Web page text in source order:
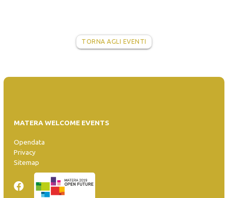
TORNA AGLI EVENTI
MATERA WELCOME EVENTS
Opendata
Privacy
Sitemap